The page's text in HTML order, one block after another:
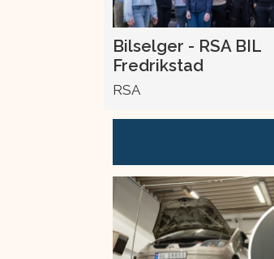
Bilselger - RSA BIL
Fredrikstad
RSA